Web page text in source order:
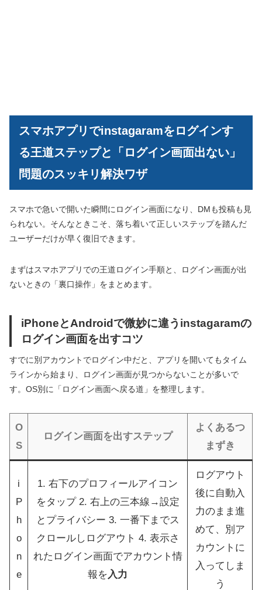
スマホアプリでinstagaramをログインす
る王道ステップと「ログイン画面出ない」
問題のスッキリ解決ワザ
スマホで急いで開いた瞬間にログイン画面になり、DMも投稿も見
られない。そんなときこそ、落ち着いて正しいステップを踏んだ
ユーザーだけが早く復旧できます。
まずはスマホアプリでの王道ログイン手順と、ログイン画面が出
ないときの「裏口操作」をまとめます。
iPhoneとAndroidで微妙に違うinstagaramの
ログイン画面を出すコツ
すでに別アカウントでログイン中だと、アプリを開いてもタイム
ラインから始まり、ログイン画面が見つからないことが多いで
す。OS別に「ログイン画面へ戻る道」を整理します。
O
S
ログイン画面を出すステップ
よくあるつ
まずき
i
P
h
o
n
e
1. 右下のプロフィールアイコン
をタップ 2. 右上の三本線→設定
とプライバシー 3. 一番下までス
クロールしログアウト 4. 表示さ
れたログイン画面でアカウント情
報を 入力
ログアウト
後に自動入
力のまま進
めて、別ア
カウントに
入ってしま
う